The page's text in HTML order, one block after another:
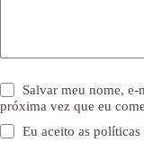
Salvar meu nome, e-
próxima vez que eu
Eu aceito aspolíticas